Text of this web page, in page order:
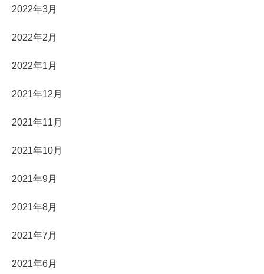
2022年3月
2022年2月
2022年1月
2021年12月
2021年11月
2021年10月
2021年9月
2021年8月
2021年7月
2021年6月